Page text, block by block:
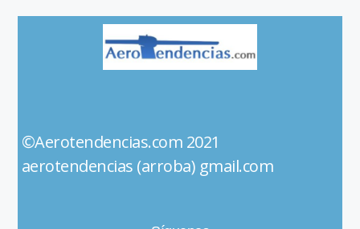
©Aerotendencias.com 2021
aerotendencias (arroba) gmail.com